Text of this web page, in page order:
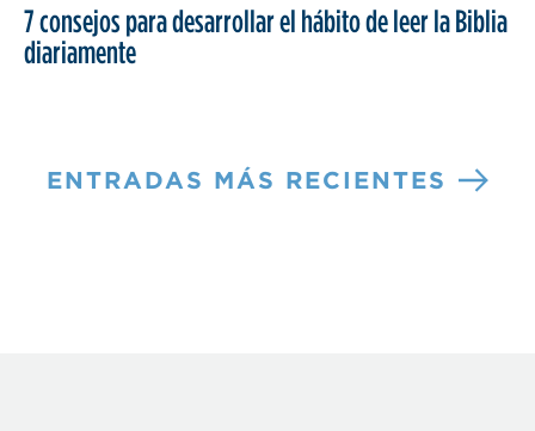
7 consejos para desarrollar el hábito de leer la Biblia
diariamente
ENTRADAS MÁS RECIENTES